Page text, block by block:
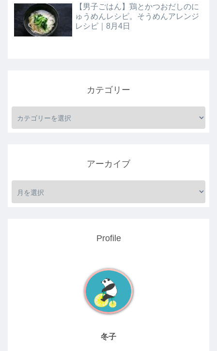
【男子ごはん】鶏とかつおだしのに
ゅうめんレシピ。そうめんアレンジ
レシピ｜8月4日
カテゴリー
アーカイブ
Profile
冬子